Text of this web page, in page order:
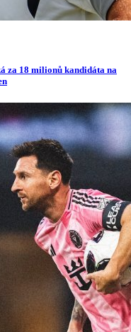
za 18 milionů kandidáta na